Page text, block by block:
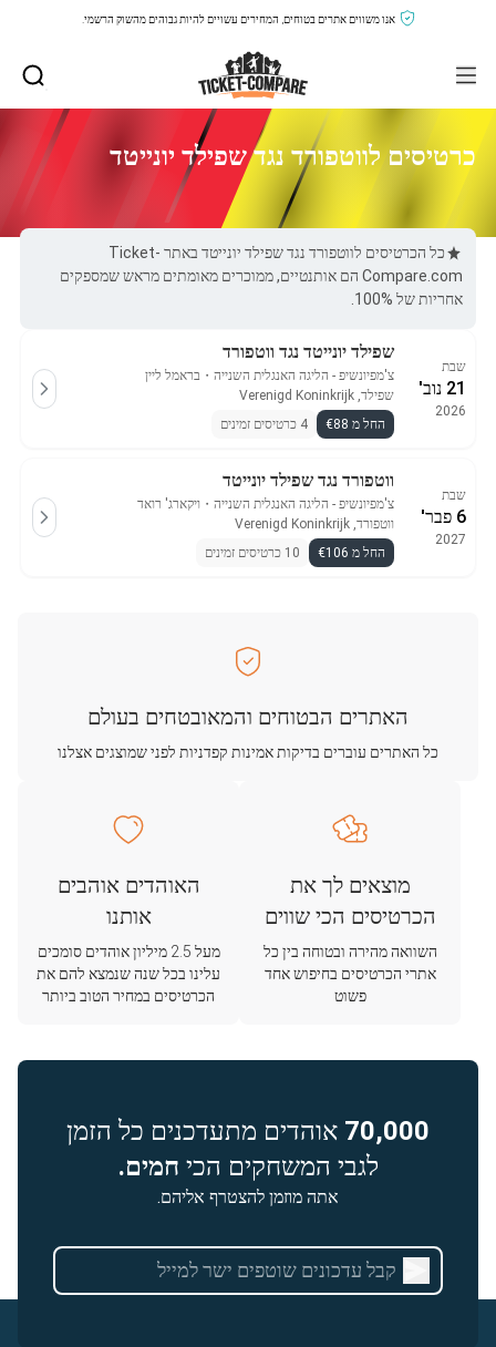
אנו משווים אתרים בטוחים, המחירים עשויים להיות גבוהים מהשוק הרשמי.
כרטיסים לווטפורד נגד שפילד יונייטד
כל הכרטיסים לווטפורד נגד שפילד יונייטד באתר Ticket-
Compare.com הם אותנטיים, ממוכרים מאומתים מראש שמספקים
אחריות של 100%.
שבת
21 נוב'
2026
שפילד יונייטד נגד ווטפורד
צ'מפיונשיפ - הליגה האנגלית השנייה ・ בראמל ליין
שפילד, Verenigd Koninkrijk
החל מ €88
4 כרטיסים זמינים
שבת
6 פבר'
2027
ווטפורד נגד שפילד יונייטד
צ'מפיונשיפ - הליגה האנגלית השנייה ・ ויקארג' רואד
ווטפורד, Verenigd Koninkrijk
החל מ €106
10 כרטיסים זמינים
האתרים הבטוחים והמאובטחים בעולם
כל האתרים עוברים בדיקות אמינות קפדניות לפני שמוצגים אצלנו
מוצאים לך את
הכרטיסים הכי שווים
השוואה מהירה ובטוחה בין כל
אתרי הכרטיסים בחיפוש אחד
פשוט
האוהדים אוהבים
אותנו
מעל 2.5 מיליון אוהדים סומכים
עלינו בכל שנה שנמצא להם את
הכרטיסים במחיר הטוב ביותר
70,000 אוהדים מתעדכנים כל הזמן
לגבי המשחקים הכי חמים.
אתה מוזמן להצטרף אליהם.